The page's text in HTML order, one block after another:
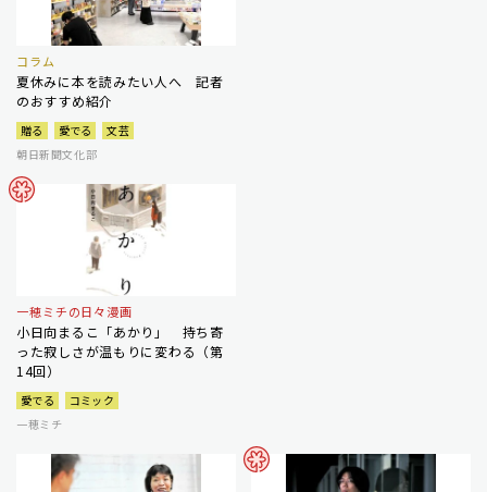
コラム
夏休みに本を読みたい人へ 記者
のおすすめ紹介
贈る 愛でる
文芸
朝日新聞文化部
一穂ミチの日々漫画
小日向まるこ「あかり」 持ち寄
った寂しさが温もりに変わる（第
14回）
愛でる
コミック
一穂ミチ